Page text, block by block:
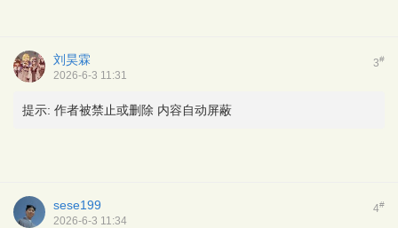
3#
刘昊霖
2026-6-3 11:31
提示: 作者被禁止或删除 内容自动屏蔽
4#
sese199
2026-6-3 11:34